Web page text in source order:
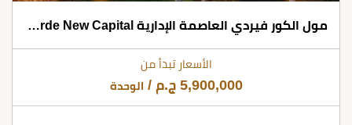
مول الكور فيردي العاصمة الإدارية IL Cuore Verde New Capital شركة ارك للتطوير العقاري
الأسعار تبدأ من
5,900,000 ج.م / الوحدة